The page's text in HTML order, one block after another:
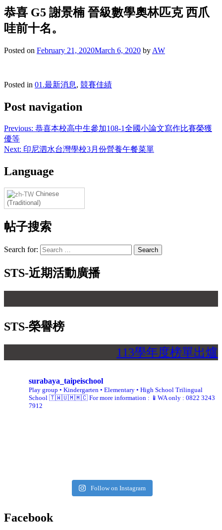
恭喜 G5 謝景楠 晉級數學奧林匹克 西爪
哇前十名。
Posted on February 21, 2020March 6, 2020 by AW
Posted in 01.最新消息, 競賽佳績
Post navigation
Previous: 恭喜本校高中生參加108-1全國小論文寫作比賽榮獲
優等
Next: 印尼泗水台灣學校3月份營養午餐菜單
Language
Chinese
(Traditional)
帖子搜索
Search for:
STS-近期活動廣播
STS-榮譽榜
113學年度榜單出爐
surabaya_taipeischool
Play group • Kindergarten • Elementary • High School Trilingual
School 🇹🇼🇺🇲🇲🇨 For more information : 📱WA only : 0822 3243
7912
Follow on Instagram
Facebook